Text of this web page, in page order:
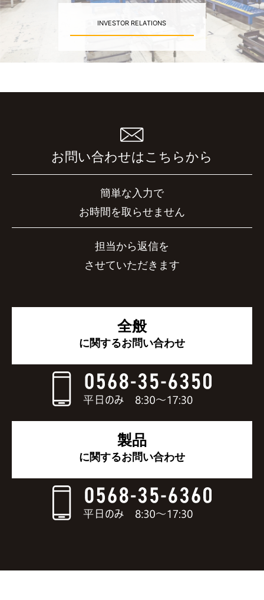
INVESTOR RELATIONS
お問い合わせはこちらから
簡単な入力で
お時間を取らせません
担当から返信を
させていただきます
全般
に関するお問い合わせ
製品
に関するお問い合わせ